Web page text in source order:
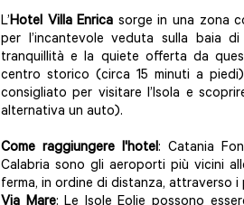
L’Hotel Villa Enrica sorge in una zona
per l’incantevole veduta sulla baia
tranquillità e la quiete offerta da
centro storico (circa 15 minuti a
consigliato per visitare l’Isola e
alternativa un auto).
Come raggiungere l'hotel: Catania
Calabria sono gli aeroporti più vicini
ferma, in ordine di distanza, attraverso i